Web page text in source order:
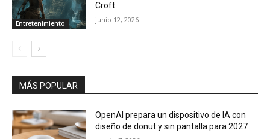
Entretenimiento
Croft
junio 12, 2026
MÁS POPULAR
OpenAI prepara un dispositivo de IA con
diseño de donut y sin pantalla para 2027